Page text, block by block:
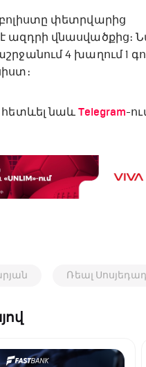
փետրվարից
ազդրի վնասվածքից։
4 խաղում 1
հետևել նաև Telegram-
Ռեալ Սոսյեդադ